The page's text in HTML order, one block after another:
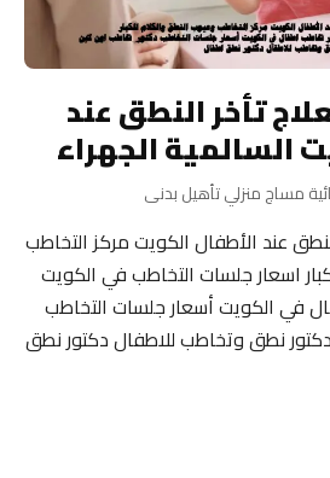
تأخر النطق عند
السالمية الجهراء
مساج منزلي تأهيل بدنى
عند الأطفال الكويت مركز التخاطب
اسعار جلسات التخاطب في الكويت
في الكويت أسعار جلسات التخاطب
نطق وتخاطب للاطفال دكتور نطق